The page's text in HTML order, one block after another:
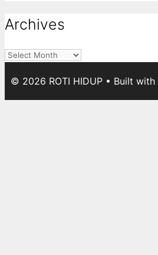
Archives
Archives
© 2026 ROTI HIDUP • Built with